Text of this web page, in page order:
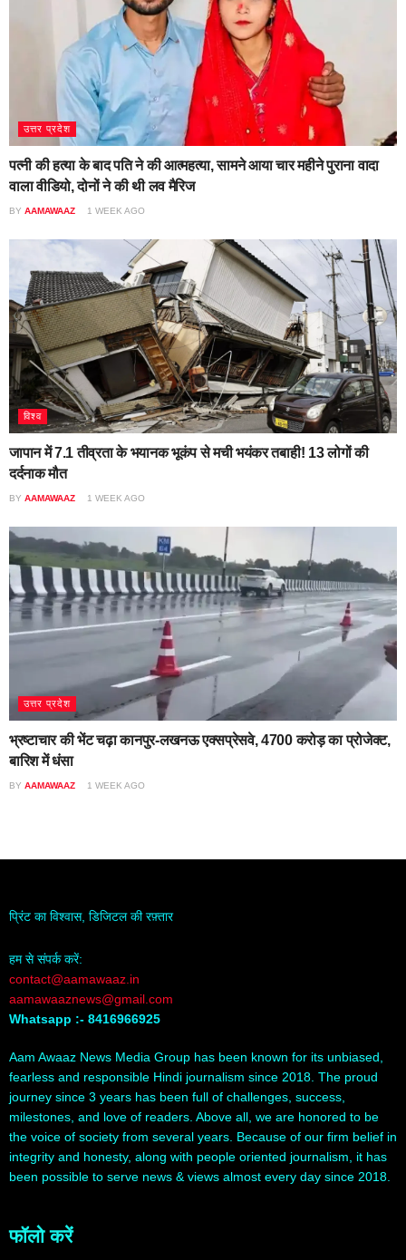
उत्तर प्रदेश
पत्नी की हत्या के बाद पति ने की आत्महत्या, सामने आया चार महीने पुराना वादा
वाला वीडियो, दोनों ने की थी लव मैरिज
BY AAMAWAAZ 1 WEEK AGO
विश्व
जापान में 7.1 तीव्रता के भयानक भूकंप से मची भयंकर तबाही! 13 लोगों की
दर्दनाक मौत
BY AAMAWAAZ 1 WEEK AGO
उत्तर प्रदेश
भ्रष्टाचार की भेंट चढ़ा कानपुर-लखनऊ एक्सप्रेसवे, 4700 करोड़ का प्रोजेक्ट,
बारिश में धंसा
BY AAMAWAAZ 1 WEEK AGO
प्रिंट का विश्वास, डिजिटल की रफ़्तार
हम से संपर्क करें:
contact@aamawaaz.in
aamawaaznews@gmail.com
Whatsapp :- 8416966925
Aam Awaaz News Media Group has been known for its unbiased,
fearless and responsible Hindi journalism since 2018. The proud
journey since 3 years has been full of challenges, success,
milestones, and love of readers. Above all, we are honored to be
the voice of society from several years. Because of our firm belief in
integrity and honesty, along with people oriented journalism, it has
been possible to serve news & views almost every day since 2018.
फॉलो करें